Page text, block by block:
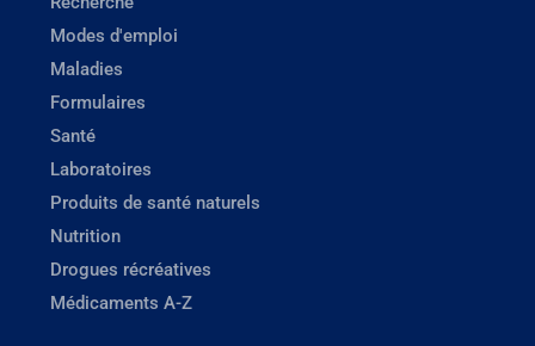
Modes d'emploi
Maladies
Formulaires
Santé
Laboratoires
Produits de santé naturels
Nutrition
Drogues récréatives
Médicaments A-Z